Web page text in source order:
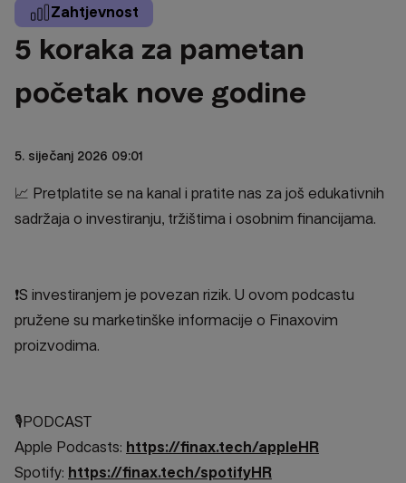
Zahtjevnost
5 koraka za pametan
početak nove godine
5. siječanj 2026 09:01
📈 Pretplatite se na kanal i pratite nas za još edukativnih
sadržaja o investiranju, tržištima i osobnim financijama.
❗S investiranjem je povezan rizik. U ovom podcastu
pružene su marketinške informacije o Finaxovim
proizvodima.
🎙️PODCAST
Apple Podcasts: https://finax.tech/appleHR
Spotify: https://finax.tech/spotifyHR